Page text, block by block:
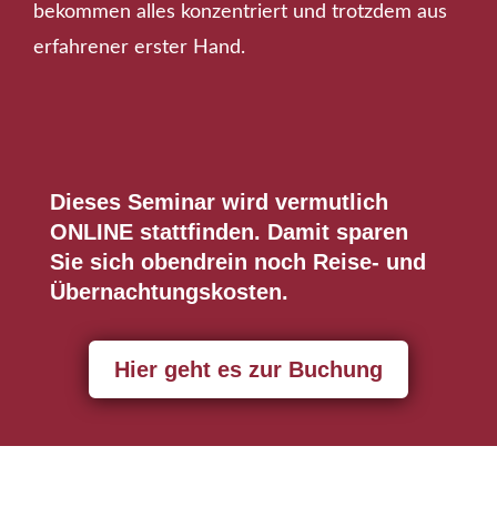
bekommen alles konzentriert und trotzdem aus
erfahrener erster Hand.
Dieses Seminar wird vermutlich
ONLINE stattfinden. Damit sparen
Sie sich obendrein noch Reise- und
Übernachtungskosten.
Hier geht es zur Buchung